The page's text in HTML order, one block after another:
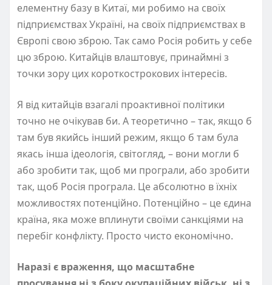
елементну базу в Китаї, ми робимо на своїх
підприємствах Україні, на своїх підприємствах в
Європі свою зброю. Так само Росія робить у себе
цю зброю. Китайців влаштовує, принаймні з
точки зору цих короткострокових інтересів.
Я від китайців взагалі проактивної політики
точно не очікував би. А теоретично – так, якщо б
там був якийсь інший режим, якщо б там була
якась інша ідеологія, світогляд, – вони могли б
або зробити так, щоб ми програли, або зробити
так, щоб Росія програла. Це абсолютно в їхніх
можливостях потенційно. Потенційно – це єдина
країна, яка може вплинути своїми санкціями на
перебіг конфлікту. Просто чисто економічно.
Наразі є враження, що масштабне